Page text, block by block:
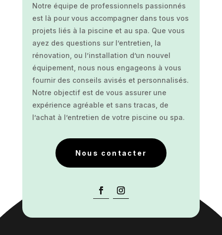
Notre équipe de professionnels passionnés
est là pour vous accompagner dans tous vos
projets liés à la piscine et au spa. Que vous
ayez des questions sur l’entretien, la
rénovation, ou l’installation d’un nouvel
équipement, nous nous engageons à vous
fournir des conseils avisés et personnalisés.
Notre objectif est de vous assurer une
expérience agréable et sans tracas, de
l’achat à l’entretien de votre piscine ou spa.
Nous contacter